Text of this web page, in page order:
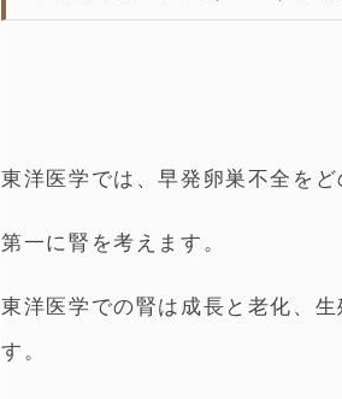
東洋医学では、早発卵巣不全を
第一に腎を考えます。
東洋医学での腎は成長と老化、
す。